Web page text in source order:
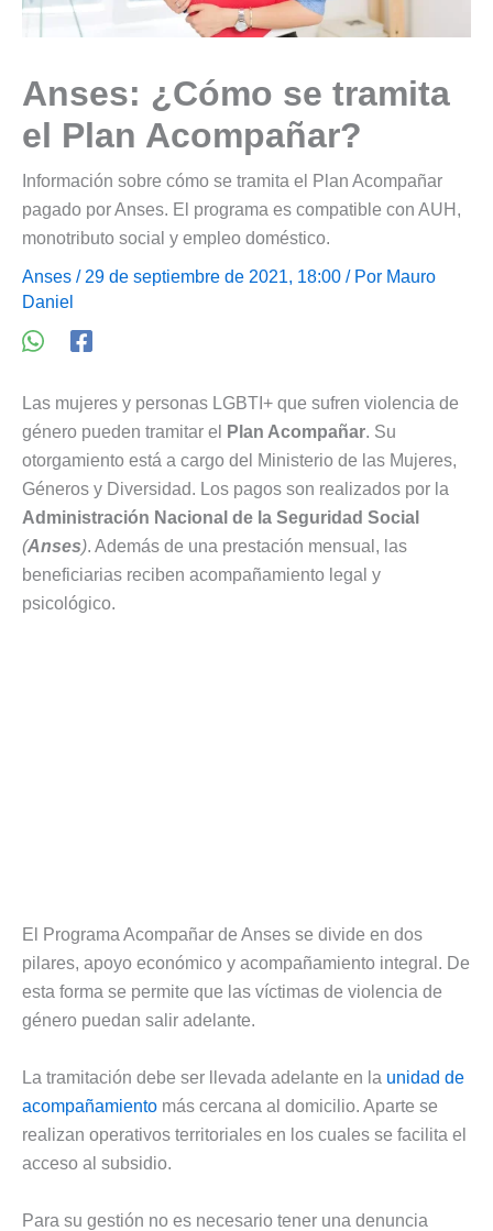
Anses: ¿Cómo se tramita
el Plan Acompañar?
Información sobre cómo se tramita el Plan Acompañar
pagado por Anses. El programa es compatible con AUH,
monotributo social y empleo doméstico.
Anses / 29 de septiembre de 2021, 18:00 / Por Mauro
Daniel
Las mujeres y personas LGBTI+ que sufren violencia de
género pueden tramitar el
Plan Acompañar. Su
otorgamiento está a cargo del Ministerio de las Mujeres,
Géneros y Diversidad. Los pagos son realizados por la
Administración Nacional de la Seguridad Social
(Anses). Además de una prestación mensual, las
beneficiarias reciben acompañamiento legal y
psicológico.
El Programa Acompañar de Anses se divide en dos
pilares, apoyo económico y acompañamiento integral. De
esta forma se permite que las víctimas de violencia de
género puedan salir adelante.
La tramitación debe ser llevada adelante en la unidad de
acompañamiento más cercana al domicilio. Aparte se
realizan operativos territoriales en los cuales se facilita el
acceso al subsidio.
Para su gestión no es necesario tener una denuncia